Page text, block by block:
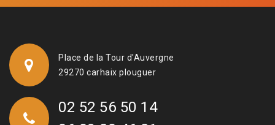
Place de la Tour d'Auvergne
29270 carhaix plouguer
02 52 56 50 14